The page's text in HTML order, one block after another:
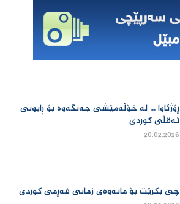
ڕۆژئاوا ... لە خۆڵەمێشی جەنگەوە بۆ ڕابونی
ئەقڵی کوردی
20.02.2026
چی بكرێت بۆ مانەوەی زمانی فەڕمی كوردی